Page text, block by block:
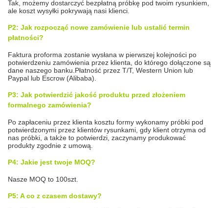
Tak, możemy dostarczyć bezpłatną próbkę pod twoim rysunkiem,
ale koszt wysyłki pokrywają nasi klienci.
P2: Jak rozpocząć nowe zamówienie lub ustalić termin
płatności?
Faktura proforma zostanie wysłana w pierwszej kolejności po
potwierdzeniu zamówienia przez klienta, do którego dołączone są
dane naszego banku.Płatność przez T/T, Western Union lub
Paypal lub Escrow (Alibaba).
P3: Jak potwierdzić jakość produktu przed złożeniem
formalnego zamówienia?
Po zapłaceniu przez klienta kosztu formy wykonamy próbki pod
potwierdzonymi przez klientów rysunkami, gdy klient otrzyma od
nas próbki, a także to potwierdzi, zaczynamy produkować
produkty zgodnie z umową.
P4: Jakie jest twoje MOQ?
Nasze MOQ to 100szt.
P5: A co z czasem dostawy?